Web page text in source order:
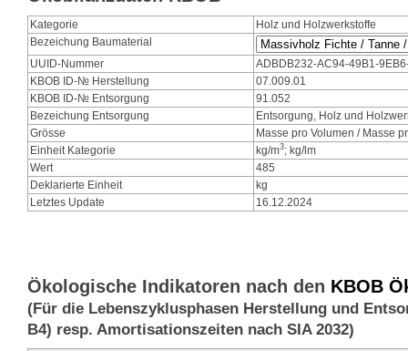
Kategorie
Holz und Holzwerkstoffe
Bezeichung Baumaterial
UUID-Nummer
ADBDB232-AC94-49B1-
KBOB ID-№ Herstellung
07.009.01
KBOB ID-№ Entsorgung
91.052
Bezeichung Entsorgung
Entsorgung, Holz und
Grösse
Masse pro Volumen / Masse
Einheit Kategorie
kg/m3; kg/lm
Wert
485
Deklarierte Einheit
kg
Letztes Update
16.12.2024
Ökologische Indikatoren nach den KBOB
(Für die Lebenszyklusphasen Herstellung und
B4) resp. Amortisationszeiten nach SIA 2032)